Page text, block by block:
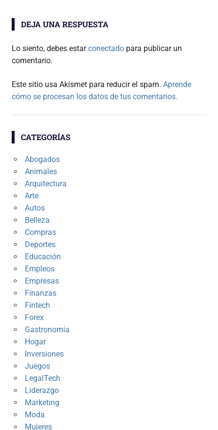
DEJA UNA RESPUESTA
Lo siento, debes estarconectado para publicar un
comentario.
Este sitio usa Akismet para reducir el spam. Aprende
cómo se procesan los datos de tus comentarios.
CATEGORÍAS
Abogados
Animales
Arquitectura
Arte
Autos
Belleza
Compras
Deportes
Educación
Empleos
Empresas
Finanzas
Fintech
Forex
Gastronomía
Hogar
Inversiones
Juegos
LegalTech
Liderazgo
Marketing
Moda
Mujeres